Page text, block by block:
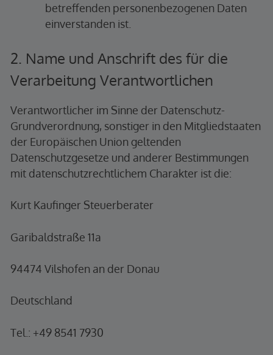
betreffenden personenbezogenen Daten
einverstanden ist.
2. Name und Anschrift des für die
Verarbeitung Verantwortlichen
Verantwortlicher im Sinne der Datenschutz-
Grundverordnung, sonstiger in den Mitgliedstaaten
der Europäischen Union geltenden
Datenschutzgesetze und anderer Bestimmungen
mit datenschutzrechtlichem Charakter ist die:
Kurt Kaufinger Steuerberater
Garibaldstraße 11a
94474 Vilshofen an der Donau
Deutschland
Tel.: +49 8541 7930